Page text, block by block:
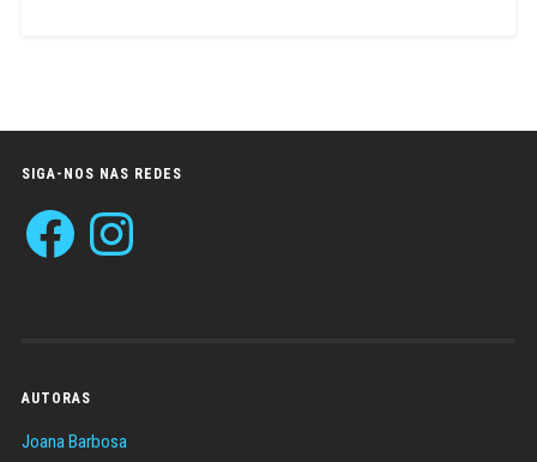
SIGA-NOS NAS REDES
Facebook Instagram
AUTORAS
Joana Barbosa